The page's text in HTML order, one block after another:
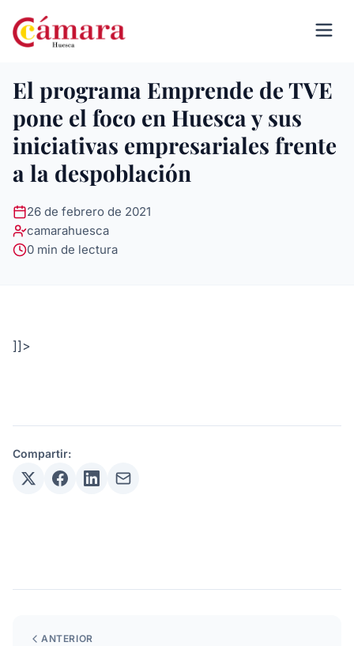
El programa Emprende de TVE
pone el foco en Huesca y sus
iniciativas empresariales frente
a la despoblación
26 de febrero de 2021
camarahuesca
0 min de lectura
]]>
Compartir:
ANTERIOR